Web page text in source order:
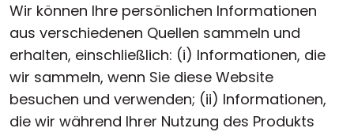
Wir können Ihre persönlichen Informationen
aus verschiedenen Quellen sammeln und
erhalten, einschließlich: (i) Informationen, die
wir sammeln, wenn Sie diese Website
besuchen und verwenden; (ii) Informationen,
die wir während Ihrer Nutzung des Produkts